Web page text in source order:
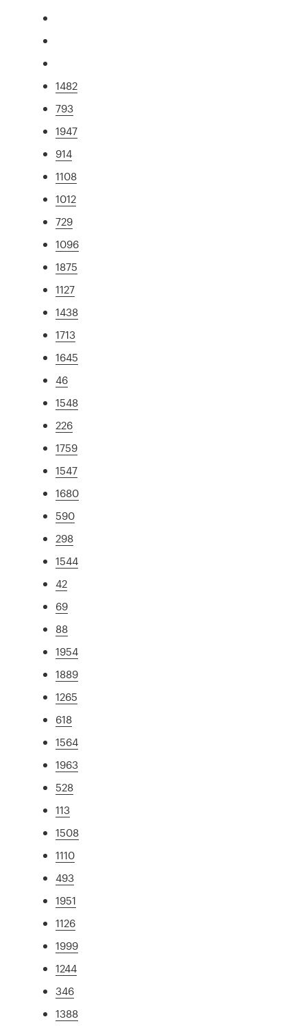
1482
793
1947
914
1108
1012
729
1096
1875
1127
1438
1713
1645
46
1548
226
1759
1547
1680
590
298
1544
42
69
88
1954
1889
1265
618
1564
1963
528
113
1508
1110
493
1951
1126
1999
1244
346
1388